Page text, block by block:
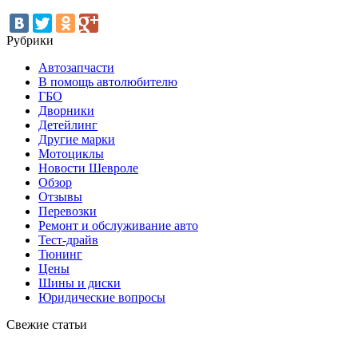
Рубрики
Автозапчасти
В помощь автолюбителю
ГБО
Дворники
Детейлинг
Другие марки
Мотоциклы
Новости Шевроле
Обзор
Отзывы
Перевозки
Ремонт и обслуживание авто
Тест-драйв
Тюнинг
Цены
Шины и диски
Юридические вопросы
Свежие статьи